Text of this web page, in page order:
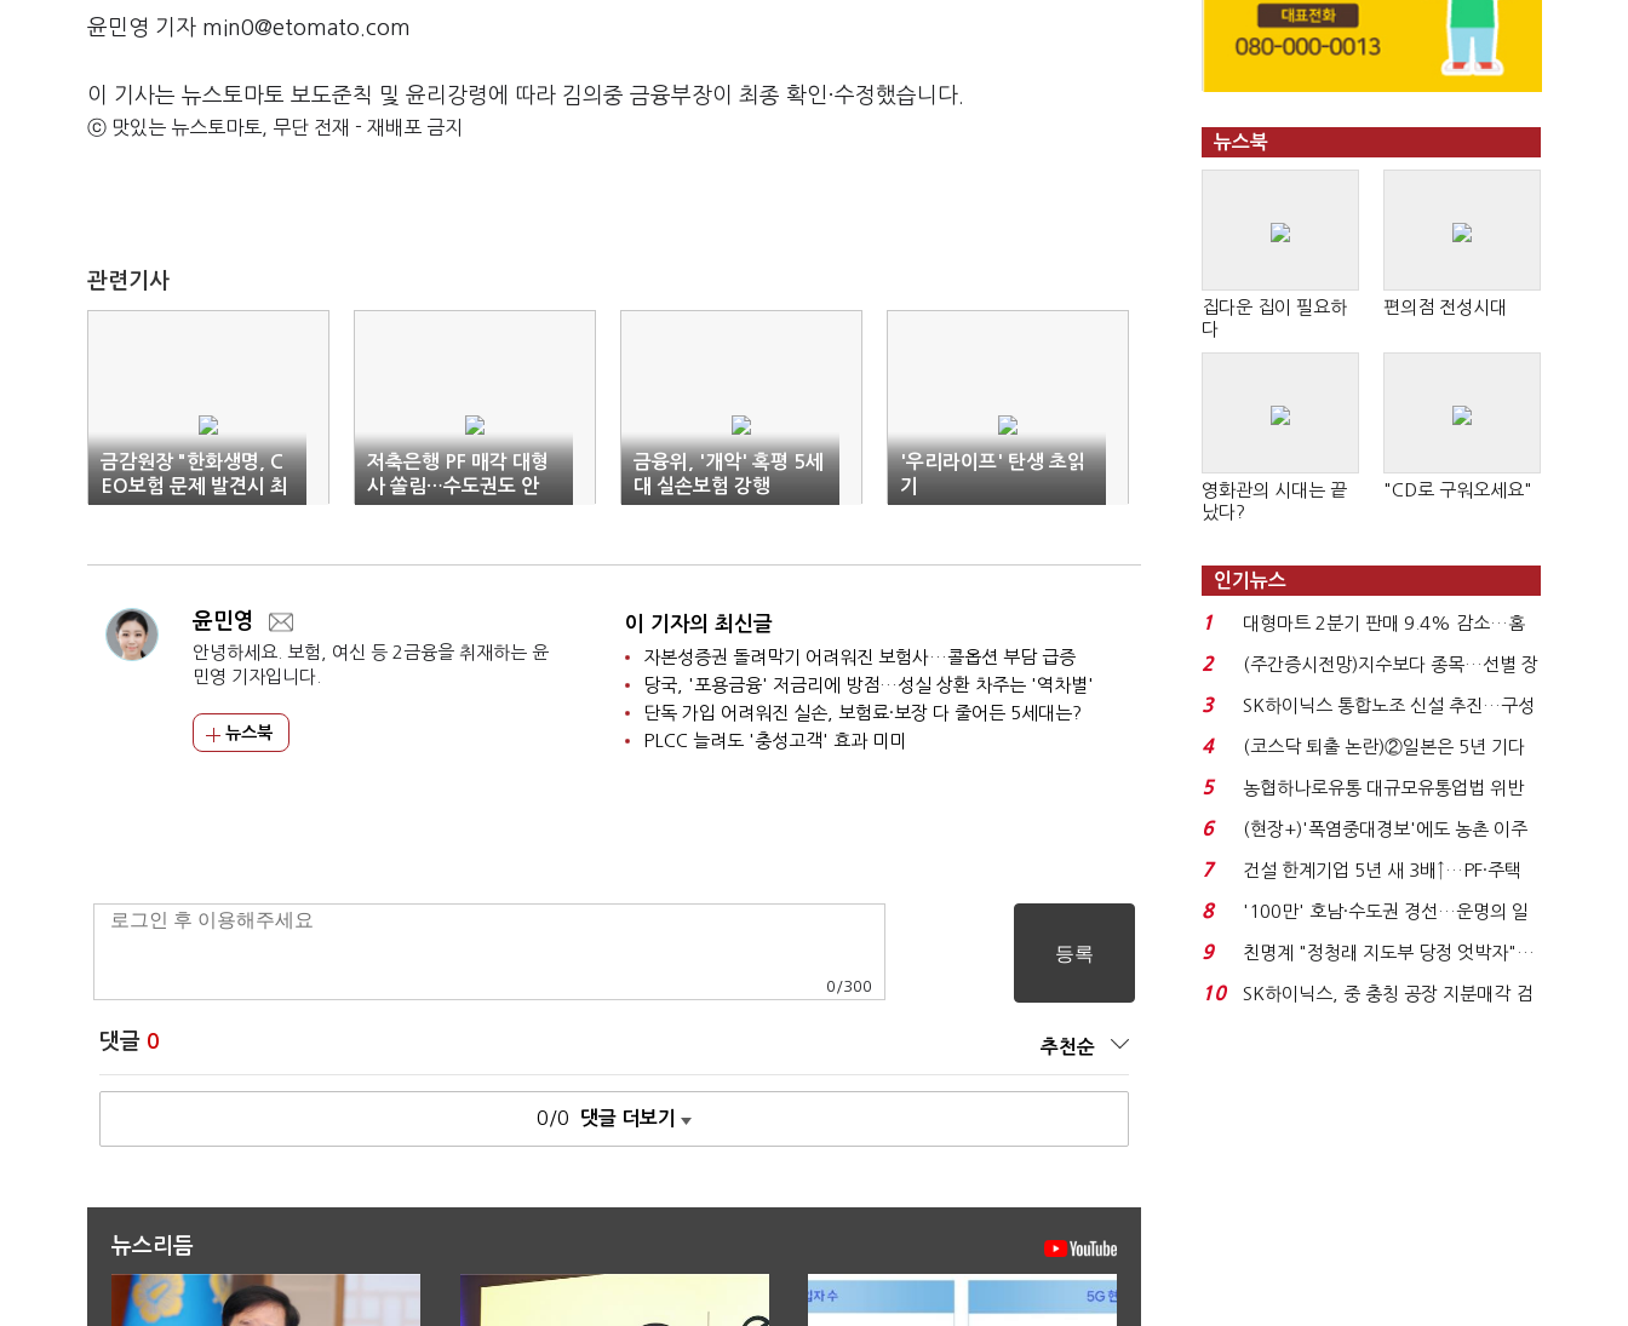
윤민영 기자 min0@etomato.com
이 기사는 뉴스토마토 보도준칙 및 윤리강령에 따라 김의중 금융부장이 최종 확인·수정했습니다.
ⓒ 맛있는 뉴스토마토, 무단 전재 - 재배포 금지
관련기사
금감원장 "한화생명, C
EO보험 문제 발견시 최
대 제재"
저축은행 PF 매각 대형
사 쏠림…수도권도 안
팔린다
금융위, '개악' 혹평 5세
대 실손보험 강행
'우리라이프' 탄생 초읽
기
윤민영
안녕하세요. 보험, 여신 등 2금융을 취재하는 윤
민영 기자입니다.
뉴스북
이 기자의 최신글
자본성증권 돌려막기 어려워진 보험사…콜옵션 부담 급증
당국, '포용금융' 저금리에 방점…성실 상환 차주는 '역차별'
단독 가입 어려워진 실손, 보험료·보장 다 줄어든 5세대는?
PLCC 늘려도 '충성고객' 효과 미미
0 /300
댓글 0 추천순
0/0 댓글 더보기
뉴스리듬
뉴스북
집다운 집이 필요하
다
편의점 전성시대
영화관의 시대는 끝
났다?
"CD로 구워오세요"
인기뉴스
1
대형마트 2분기 판매 9.4% 감소…홈
플러스 사태 여파...
2
(주간증시전망)지수보다 종목…선별 장
세 이어진다...
3
SK하이닉스 통합노조 신설 추진…구성
원 간 성과급 불...
4
(코스닥 퇴출 논란)②일본은 5년 기다
려주는데 우리는 ...
5
농협하나로유통 대규모유통업법 위반
적발…공정위, 과...
6
(현장+)'폭염중대경보'에도 농촌 이주
노동자는 강행군…'야...
7
건설 한계기업 5년 새 3배↑…PF·주택
침체에 재무 ...
8
'100만' 호남·수도권 경선…운명의 일
주일
9
친명계 "정청래 지도부 당정 엇박자"…
친청계 "신천지 오...
10
SK하이닉스, 중 충칭 공장 지분매각 검